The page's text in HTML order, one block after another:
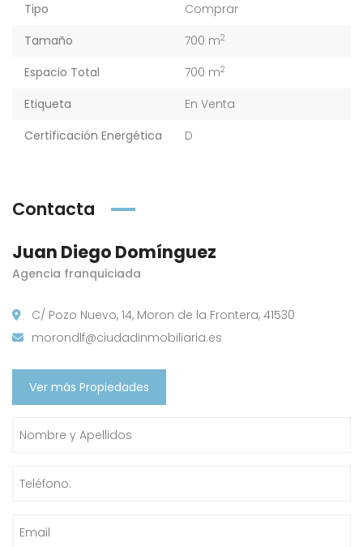
Tipo
Comprar
Tamaño
700 m2
Espacio Total 700 m2
Etiqueta
En Venta
Certificación Energética
D
Contacta
Juan Diego Domínguez
Agencia franquiciada
C/ Pozo Nuevo, 14, Moron de la Frontera, 41530
morondlf@ciudadinmobiliaria.es
Ver más Propiedades